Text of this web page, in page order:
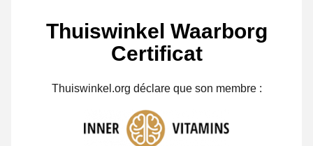
Thuiswinkel Waarborg
Certificat
Thuiswinkel.org déclare que son membre :